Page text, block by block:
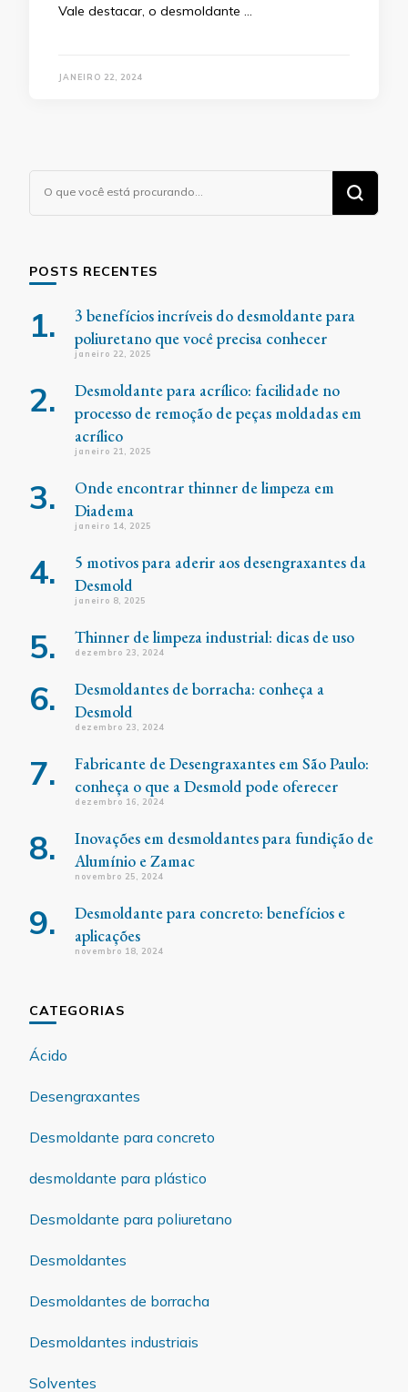
Vale destacar, o desmoldante …
JANEIRO 22, 2024
algo?
POSTS RECENTES
3 benefícios incríveis do desmoldante para
poliuretano que você precisa conhecer
janeiro 22, 2025
Desmoldante para acrílico: facilidade no
processo de remoção de peças moldadas em
acrílico
janeiro 21, 2025
Onde encontrar thinner de limpeza em
Diadema
janeiro 14, 2025
5 motivos para aderir aos desengraxantes da
Desmold
janeiro 8, 2025
Thinner de limpeza industrial: dicas de uso
dezembro 23, 2024
Desmoldantes de borracha: conheça a
Desmold
dezembro 23, 2024
Fabricante de Desengraxantes em São Paulo:
conheça o que a Desmold pode oferecer
dezembro 16, 2024
Inovações em desmoldantes para fundição de
Alumínio e Zamac
novembro 25, 2024
Desmoldante para concreto: benefícios e
aplicações
novembro 18, 2024
CATEGORIAS
Ácido
Desengraxantes
Desmoldante para concreto
desmoldante para plástico
Desmoldante para poliuretano
Desmoldantes
Desmoldantes de borracha
Desmoldantes industriais
Solventes